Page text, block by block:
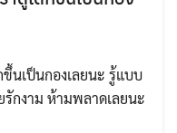
ขึ้นเป็นกองเลยนะ รู้แบบ
กงาม ห้ามพลาดเลยนะ